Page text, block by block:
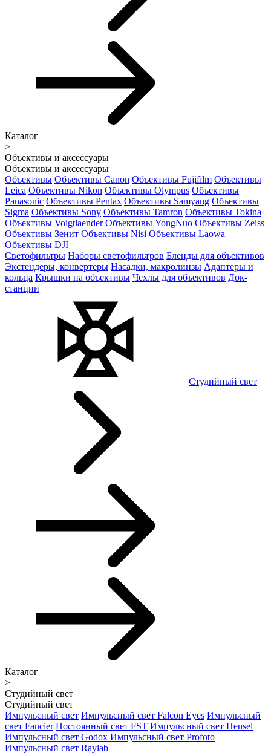
Каталог
>
Объективы и аксессуары
Объективы и аксессуары
Объективы Объективы Canon Объективы Fujifilm Объективы
Leica Объективы Nikon Объективы Olympus Объективы
Panasonic Объективы Pentax Объективы Samyang Объективы
Sigma Объективы Sony Объективы Tamron Объективы Tokina
Объективы Voigtlaender Объективы YongNuo Объективы Zeiss
Объективы Зенит Объективы Nisi Объективы Laowa
Объективы DJI
Светофильтры Наборы светофильтров Бленды для объективов
Экстендеры, конвертеры Насадки, макролинзы Адаптеры и
кольца Крышки на объективы Чехлы для объективов Док-
станции
Студийный свет
Каталог
>
Студийный свет
Студийный свет
Импульсный свет Импульсный свет Falcon Eyes Импульсный
свет Fancier Постоянный свет FST Импульсный свет Hensel
Импульсный свет Godox Импульсный свет Profoto
Импульсный свет Raylab